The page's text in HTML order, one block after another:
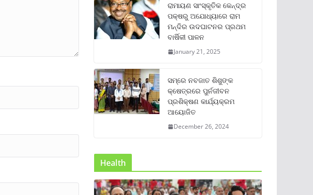
ରାମାୟଣ ସାଂସ୍କୃତିକ କେନ୍ଦ୍ର
ପକ୍ଷରୁ ଅଯୋଧ୍ୟାରେ ରାମ
ମନ୍ଦିର ଉଦଘାଟନର ପ୍ରଥମ
ବାର୍ଷିକୀ ପାଳନ
January 21, 2025
ସମ୍‌ରେ ନବଜାତ ଶିଶୁଙ୍କ
କ୍ଷେତ୍ରରେ ପୁର୍ନଜୀବନ
ପ୍ରଶିକ୍ଷଣ କାର୍ଯ୍ୟକ୍ରମ
ଆୟୋଜିତ
December 26, 2024
Health